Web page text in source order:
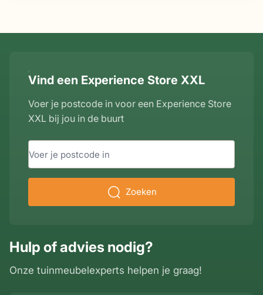
Hulp of advies nodig?
Onze tuinmeubelexperts helpen je graag!
Vind een Experience Store XXL
Voer je postcode in voor een Experience Store
XXL bij jou in de buurt
Zoeken